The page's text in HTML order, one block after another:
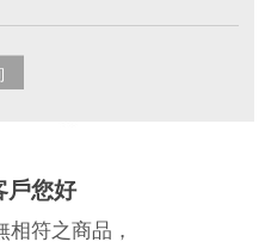
戶您好
符之商品，